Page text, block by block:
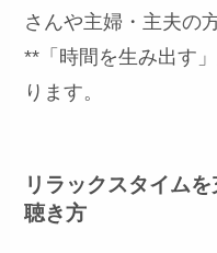
さんや主婦・主夫の
**「時間を生み出す
ります。
リラックスタイム
聴き方